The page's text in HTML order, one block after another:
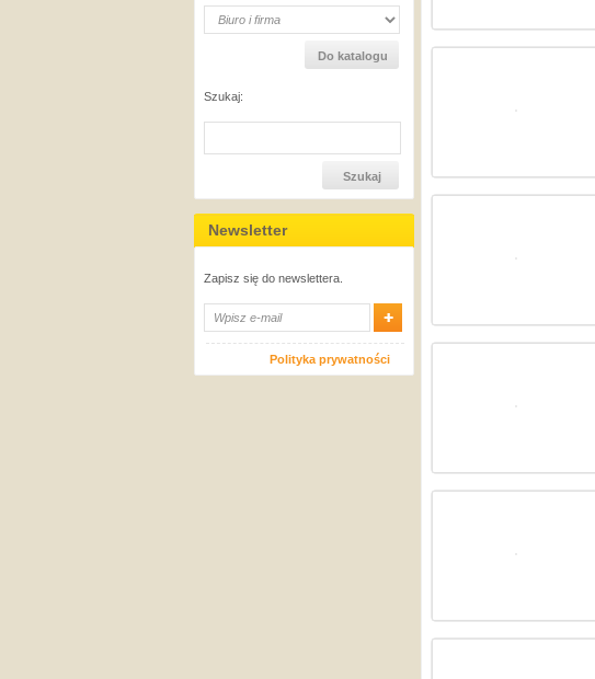
Szukaj:
Newsletter
Zapisz się do newslettera.
Polityka prywatności